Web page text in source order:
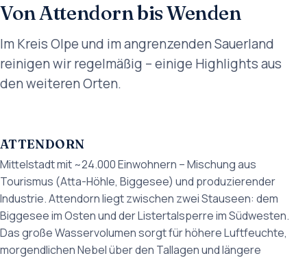
Von Attendorn bis Wenden
Im Kreis Olpe und im angrenzenden Sauerland
reinigen wir regelmäßig – einige Highlights aus
den weiteren Orten.
ATTENDORN
Mittelstadt mit ~24.000 Einwohnern – Mischung aus
Tourismus (Atta-Höhle, Biggesee) und produzierender
Industrie. Attendorn liegt zwischen zwei Stauseen: dem
Biggesee im Osten und der Listertalsperre im Südwesten.
Das große Wasservolumen sorgt für höhere Luftfeuchte,
morgendlichen Nebel über den Tallagen und längere